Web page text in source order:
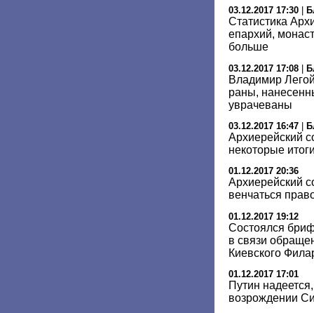
03.12.2017 17:30
Статистика
епархий,
больше
03.12.2017 17:08 |
Владимир
раны,
уврачеваны
03.12.2017 16:47
Архиерейский
некоторые
01.12.2017 20:36
Архиерейский
венчаться
01.12.2017 19:12
Состоялся
в связи
Киевского
01.12.2017 17:01
Путин
возрождении